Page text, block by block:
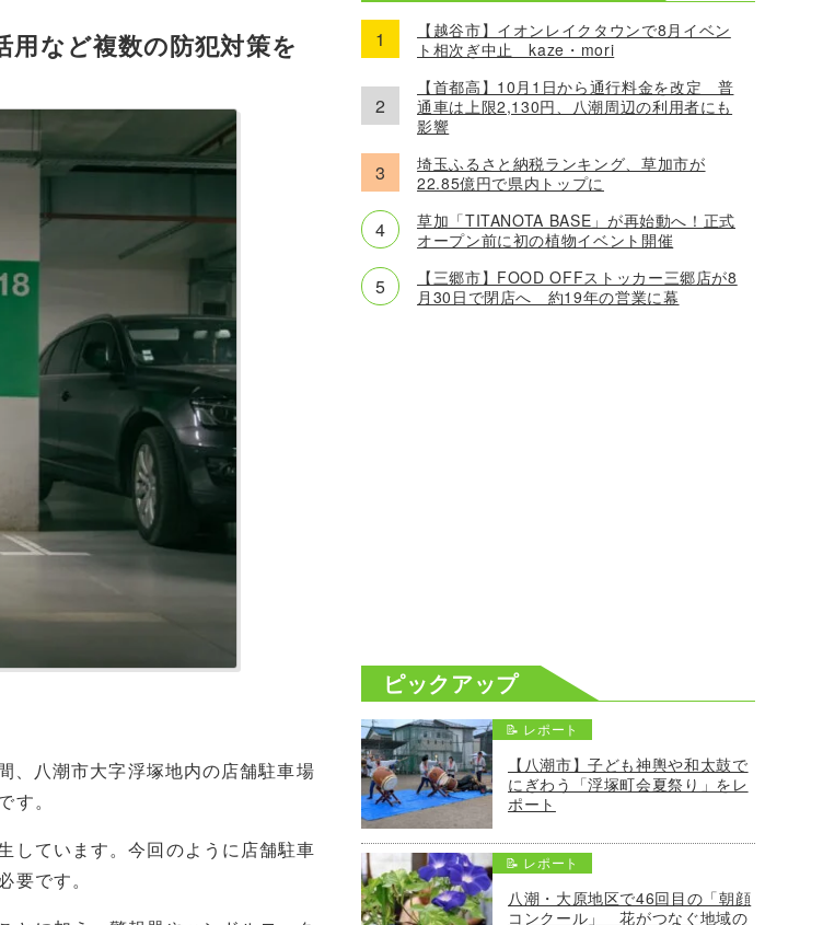
など複数の防犯対策を
、八潮市大字浮塚地内の店舗駐車場
。
しています。今回のように店舗駐車
です。
【越谷市】イオンレイクタウンで8月イベン
ト相次ぎ中止 kaze・mori
【首都高】10月1日から通行料金を改定 普
通車は上限2,130円、八潮周辺の利用者にも
影響
埼玉ふるさと納税ランキング、草加市が
22.85億円で県内トップに
草加「TITANOTA BASE」が再始動へ！正式
オープン前に初の植物イベント開催
【三郷市】FOOD OFFストッカー三郷店が8
月30日で閉店へ 約19年の営業に幕
ピックアップ
📝 レポート
【八潮市】子ども神輿や和太鼓で
にぎわう「浮塚町会夏祭り」をレ
ポート
📝 レポート
八潮・大原地区で46回目の「朝顔
コンクール」 花がつなぐ地域の